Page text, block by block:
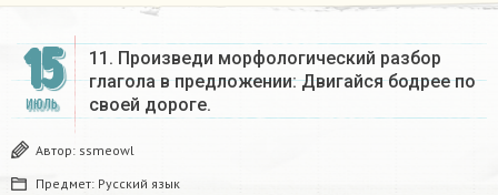
15
ИЮЛЬ
11. Произведи морфологический разбор
глагола в предложении: Двигайся бодрее по
своей дороге.
Автор: ssmeowl
Предмет: Русский язык